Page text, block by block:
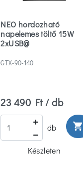
NEO hordozható
napelemes töltő 15W
2xUSB@
GTX-90-140
23 490 Ft / db
db shopping_cart
Készleten